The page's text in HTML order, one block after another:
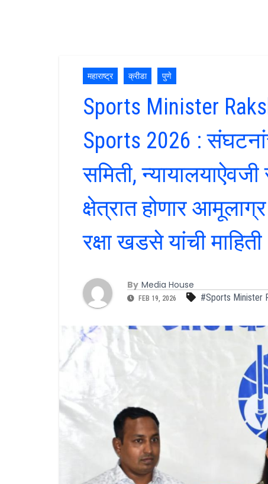
महाराष्ट्र क्रीडा पुणे
Sports Minister
Sports 2026 :
समिती,
क्षेत्रात होणार
रक्षा खडसे यांची माहिती
By Media House
FEB 19, 2026 #Sports Minister